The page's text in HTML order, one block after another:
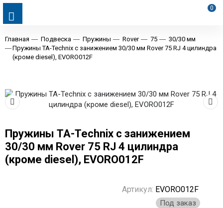
0
Главная Подвеска Пружины Rover 75
30/30 мм
Пружины TA-Technix с занижением 30/30 мм Rover 75 RJ 4 цилиндра
(кроме diesel), EVORO012F
Пружины TA-Technix с занижением
30/30 мм Rover 75 RJ 4 цилиндра
(кроме diesel), EVORO012F
Артикул: EVORO012F
Под заказ